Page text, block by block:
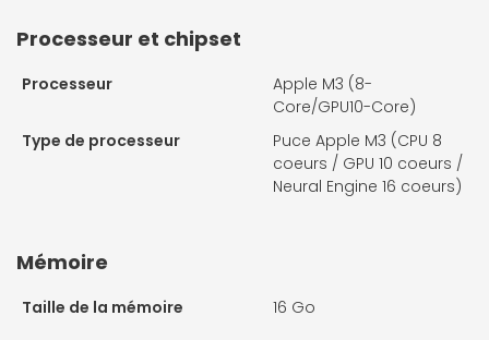
Processeur et chipset
Processeur
Apple M3 (8-
Core/GPU10-Core)
Type de processeur
Puce Apple M3 (CPU 8
coeurs / GPU 10 coeurs /
Neural Engine 16 coeurs)
Mémoire
Taille de la mémoire 16 Go